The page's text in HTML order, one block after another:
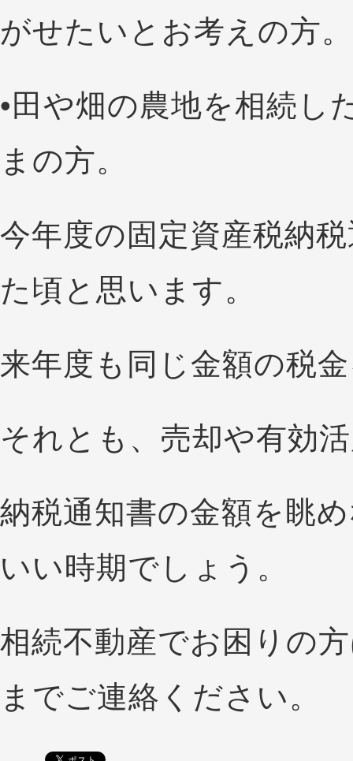
がせたいとお考えの方。
•田や畑の農地を相続し
まの方。
今年度の固定資産税納
た頃と思います。
来年度も同じ金額の税
それとも、売却や有効
納税通知書の金額を眺
いい時期でしょう。
相続不動産でお困りの
までご連絡ください。